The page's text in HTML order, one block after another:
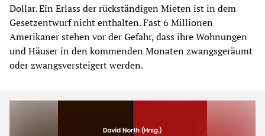
Dollar. Ein Erlass der rückständigen Mieten ist in dem
Gesetzentwurf nicht enthalten. Fast 6 Millionen
Amerikaner stehen vor der Gefahr, dass ihre Wohnungen
und Häuser in den kommenden Monaten zwangsgeräumt
oder zwangsversteigert werden.